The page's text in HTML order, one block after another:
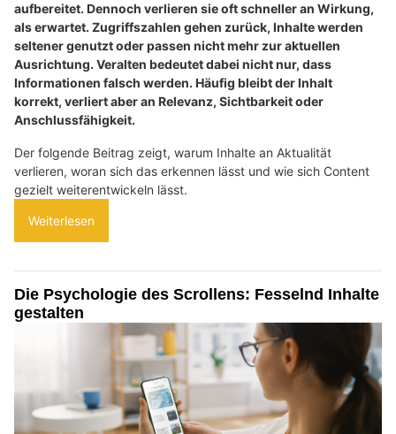
aufbereitet. Dennoch verlieren sie oft schneller an Wirkung,
als erwartet. Zugriffszahlen gehen zurück, Inhalte werden
seltener genutzt oder passen nicht mehr zur aktuellen
Ausrichtung. Veralten bedeutet dabei nicht nur, dass
Informationen falsch werden. Häufig bleibt der Inhalt
korrekt, verliert aber an Relevanz, Sichtbarkeit oder
Anschlussfähigkeit.
Der folgende Beitrag zeigt, warum Inhalte an Aktualität
verlieren, woran sich das erkennen lässt und wie sich Content
gezielt weiterentwickeln lässt.
Weiterlesen
Die Psychologie des Scrollens: Fesselnd Inhalte
gestalten